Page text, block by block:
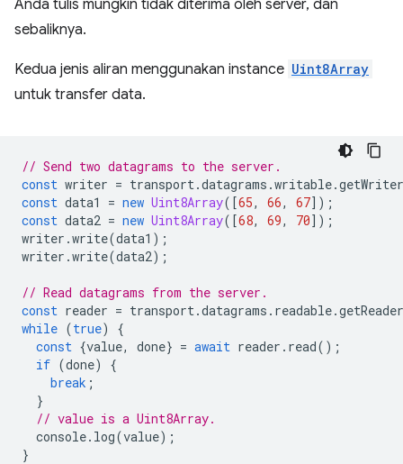
Anda tulis mungkin tidak diterima oleh server, dan
sebaliknya.
Kedua jenis aliran menggunakan instance Uint8Array
untuk transfer data.
// Send two datagrams to the server.
const writer = transport.datagrams .writable.getWriter
const data1 = new Uint8Array([65, 66, 67]);
const data2 = new Uint8Array([68, 69, 70]);
writer .write(data1 );
writer .write(data2);
// Read datagrams from the server.
const reader = transport.datagrams . readable.getReader
while (true)
{
const {value, done} = await reader . read();
if (done)
{
break ;
}
// value is a Uint8Array.
console. log(value);
}